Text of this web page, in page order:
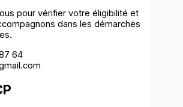
pour vérifier votre éligibilité et
dans les démarches
64